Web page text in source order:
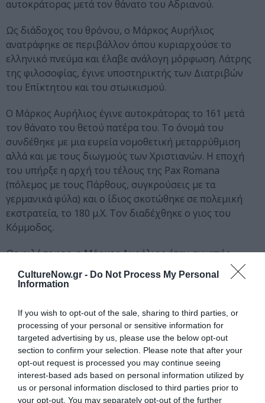
CultureNow.gr - Do Not Process My Personal
Information
If you wish to opt-out of the sale, sharing to third parties, or
processing of your personal or sensitive information for
targeted advertising by us, please use the below opt-out
section to confirm your selection. Please note that after your
opt-out request is processed you may continue seeing
interest-based ads based on personal information utilized by
us or personal information disclosed to third parties prior to
your opt-out. You may separately opt-out of the further
αυτοκράτορας μετά τον θάνατο του Αδριανού.
Ως διάδοχος του θρόνου, ο Μάρκος Αυρήλιος
ανατράφηκε σε περιβάλλον όπου κυριαρχούσε το
ελληνικό πνεύμα και έλαβε ανάλογη μόρφωση. Λάτρης
της φιλοσοφίας, έγινε υποστηρικτής των Διατριβών
του Επίκτητου και του στωικισμού.
Ο Μάρκος Αυρήλιος έγινε αυτοκράτορας το 161 μετά
τον θάνατο του θετού πατέρα του. Το όνομά του
συνδέθηκε με μια ευρεία νομοθετική μεταρρύθμιση
αλλά και με τους διωγμούς των Χριστιανών. Η εποχή
του υπήρξε η αρχή του τέλους της Pax Romana
(πόλεμος με τους Πάρθους, συγκρούσεις με τα
γερμανικά φύλα) και ο ίδιος σκοτώθηκε σε πολεμική
εκστρατεία, το 180 μ.Χ. Τον διαδέχθηκε ο γιος του
Κόμμοδος.
Ως φιλόσοφος, ο Μάρκος Αυρήλιος ήταν συνεπής
εκπρόσωπος του στωικισμού και ένας από τους τρεις
της περίφημης τριανδρίας της Νέας Στοάς, μαζί με τους
Επίκτητο και τον Σενέκα. Το σύγγραμμά του«Τα εις
εαυτόν»γράφτηκε στα ελληνικά και αποτελεί ένα από
τα διασημότερα έργα της στωικής φιλοσοφίας.
Ταυτότητα
Πληροφορίες έκδοσης:Εκδόσεις Κάκτος, Σελίδες: 288,